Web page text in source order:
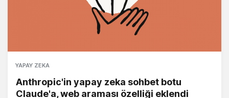
YAPAY ZEKA
Anthropic'in yapay zeka sohbet botu
Claude'a, web araması özelliği eklendi